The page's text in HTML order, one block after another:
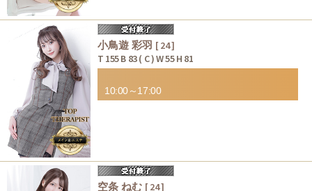
小鳥遊 彩羽 [ 24 ]
T 155 B 83 ( C ) W 55 H 81
10:00～17:00
空条 ねむ [ 24 ]